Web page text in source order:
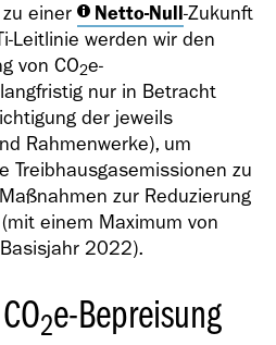
einer
Netto-Null -Zukunft
Leitlinie werden wir den
von CO2e-
nur in Betracht
der jeweils
Rahmenwerke), um
Treibhausgasemissionen zu
zur Reduzierung
einem Maximum von
2022).
2e-Bepreisung